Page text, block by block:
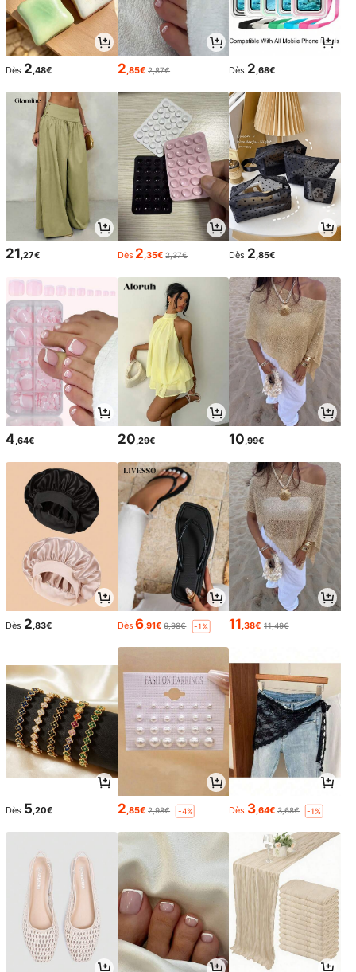
Dès 2,48€ 2,85€ 2,87€ Dès 2,68€
21,27€ Dès 2,35€ 2,37€ Dès 2,85€
4 ,64€ 20 ,29€ 10 ,99€
Dès 2,83€ Dès6,91€ 6,98€ -1% 11,38€ 11,49€
Dès 5,20€ 2,85€ 2,98€ -4% Dès 3,64€ 3,68€ -1%